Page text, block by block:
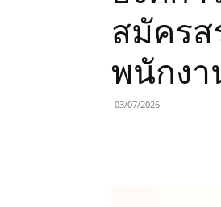
สมัครส
พนักงา
03/07/2026